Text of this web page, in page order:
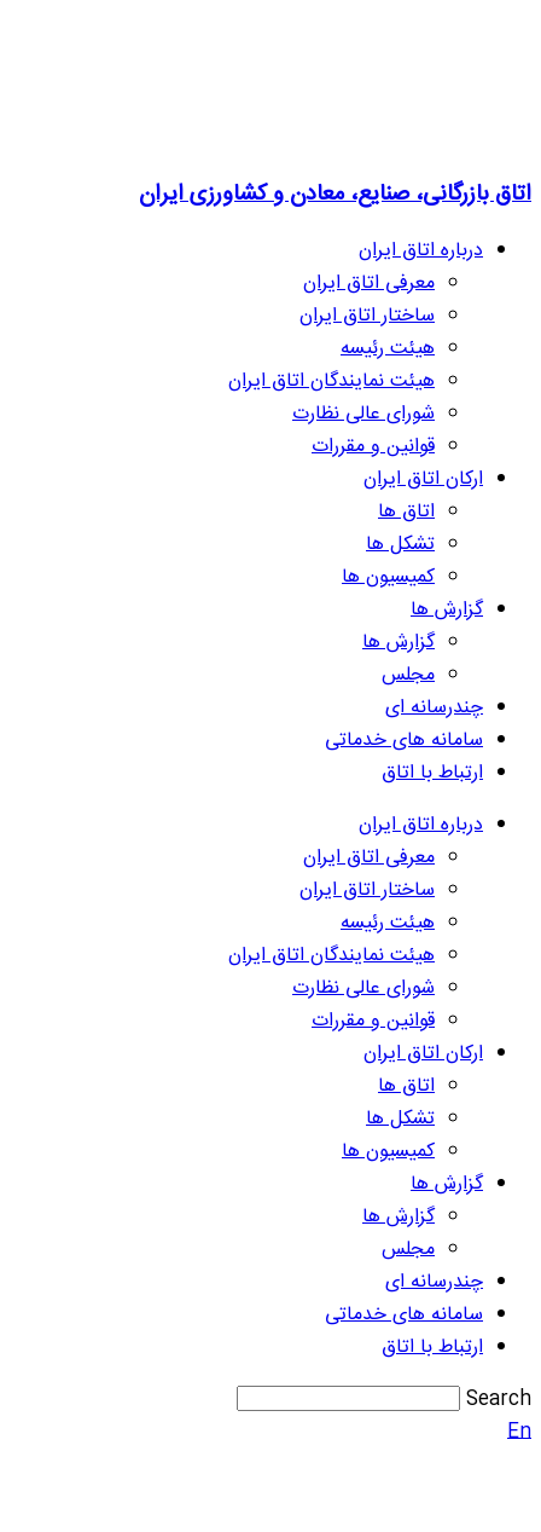
اتاق بازرگانی، صنایع، معادن و کشاورزی ایران
درباره اتاق ایران
معرفی اتاق ایران
ساختار اتاق ایران
هیئت رئیسه
هیئت نمایندگان اتاق ایران
شورای عالی نظارت
قوانین و مقررات
ارکان اتاق ایران
اتاق ها
تشکل ها
کمیسیون ها
گزارش ها
گزارش ها
مجلس
چندرسانه ای
سامانه های خدماتی
ارتباط با اتاق
درباره اتاق ایران
معرفی اتاق ایران
ساختار اتاق ایران
هیئت رئیسه
هیئت نمایندگان اتاق ایران
شورای عالی نظارت
قوانین و مقررات
ارکان اتاق ایران
اتاق ها
تشکل ها
کمیسیون ها
گزارش ها
گزارش ها
مجلس
چندرسانه ای
سامانه های خدماتی
ارتباط با اتاق
Search
En